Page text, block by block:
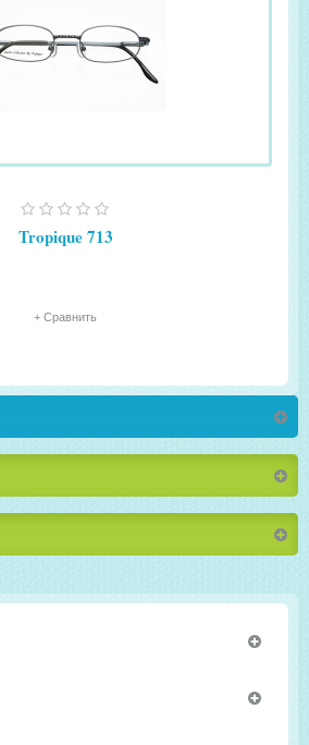
Tropique 713
+ Сравнить